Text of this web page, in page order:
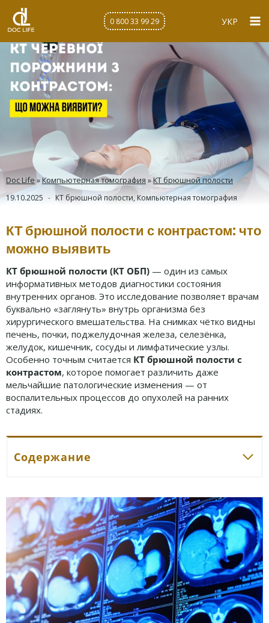
Перейти
содержимому
0 800 33 99 29 УКР
Doc Life »Компьютерная томография »КТ брюшной полости
19.10.2025 КТ брюшной полости,Компьютерная томография
КТ брюшной полости с контрастом: что
можно выявить
КТ брюшной полости (КТ ОБП) — один из самых
информативных методов диагностики состояния
внутренних органов. Это исследование позволяет врачам
буквально «заглянуть» внутрь организма без
хирургического вмешательства. На снимках чётко видны
печень, почки, поджелудочная железа, селезёнка,
желудок, кишечник, сосуды и лимфатические узлы.
Особенно точным считается КТ брюшной полости с
контрастом, которое помогает различить даже
мельчайшие патологические изменения — от
воспалительных процессов до опухолей на ранних
стадиях.
Содержание